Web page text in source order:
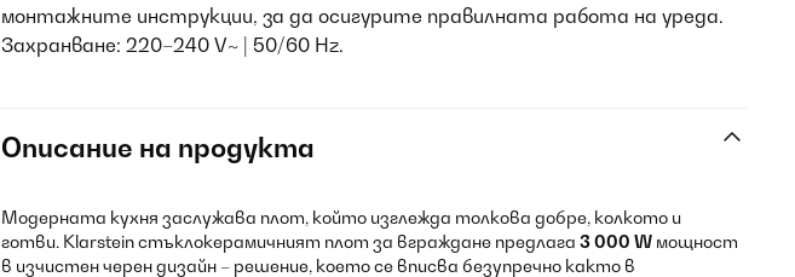
монтажните инструкции, за да осигурите правилната работа на уреда.
Захранване: 220–240 V~ | 50/60 Hz.
Описание на продукта
Модерната кухня заслужава плот, който изглежда толкова добре, колкото и
готви. Klarstein стъклокерамичният плот за вграждане предлага 3 000 W мощност
в изчистен черен дизайн – решение, което се вписва безупречно както в